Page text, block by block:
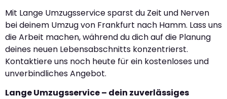
Mit Lange Umzugsservice sparst du Zeit und Nerven
bei deinem Umzug von Frankfurt nach Hamm. Lass uns
die Arbeit machen, während du dich auf die Planung
deines neuen Lebensabschnitts konzentrierst.
Kontaktiere uns noch heute für ein kostenloses und
unverbindliches Angebot.
Lange Umzugsservice – dein zuverlässiges